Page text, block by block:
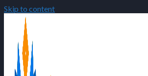
Skip to content